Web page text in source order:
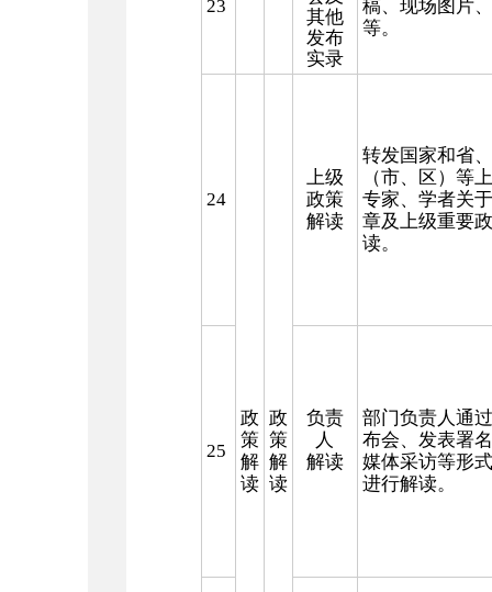
23
其他
发布
实录
稿、现场图片
等。
24
政
策
解
读
政
策
解
读
上级
政策
解读
转发国家和省
（市、区）等
专家、学者关
章及上级重要
读。
25
负责
人
解读
部门负责人通
布会、发表署
媒体采访等形
进行解读。